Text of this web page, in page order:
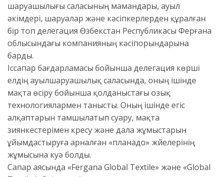
шаруашылығы саласының мамандары, ауыл
әкімдері, шаруалар және кәсіпкерлерден құралған
бір топ делегация Өзбекстан Республикасы Ферғана
облысындағы компанияның кәсіпорындарына
барды.
Іссапар бағдарламасы бойынша делегация көрші
елдің ауылшаруашылық саласында, оның ішінде
мақта өсіру бойынша қолданыстағы озық
технологиялармен танысты. Оның ішінде егіс
алқаптарын тамшылатып суару, мақта
зиянкестерімен күресу және дала жұмыстарын
ұйымдастыруға арналған «планадо» жүйелерінің
жұмысына куә болды.
Сапар аясында «Fergana Global Textile» және «Global